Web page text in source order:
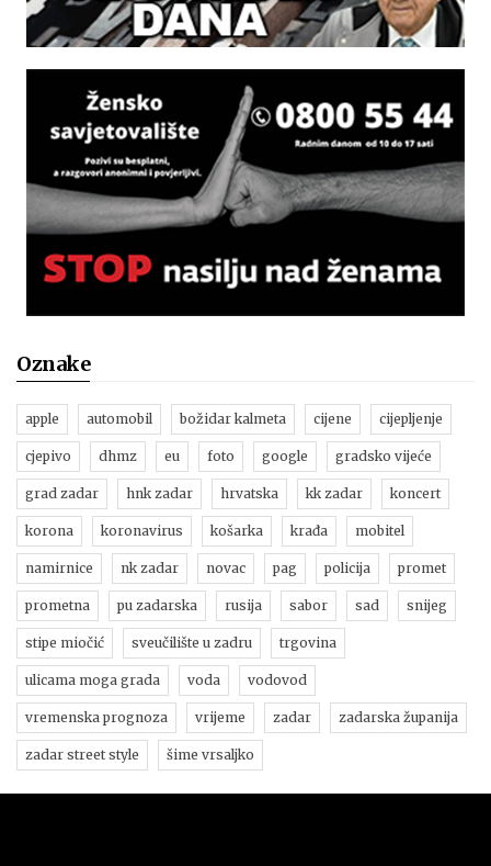
Oznake
apple automobil božidar kalmeta cijene cijepljenje
cjepivo dhmz eu foto google gradsko vijeće
grad zadar hnk zadar hrvatska kk zadar koncert
korona koronavirus košarka krađa mobitel
namirnice nk zadar novac pag policija promet
prometna pu zadarska rusija sabor sad snijeg
stipe miočić sveučilište u zadru trgovina
ulicama moga grada voda vodovod
vremenska prognoza vrijeme zadar zadarska županija
zadar street style šime vrsaljko